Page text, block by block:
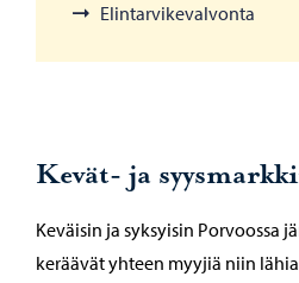
Elintarvikevalvonta
Kevät- ja
Keväisin ja syksyisin Porvoossa
keräävät yhteen myyjiä niin